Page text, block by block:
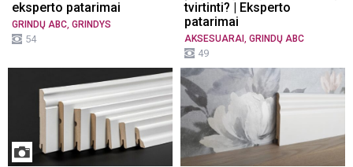
eksperto patarimai
GRINDŲ ABC GRINDYS
54
tvirtinti? | Eksperto
patarimai
AKSESUARAI GRINDŲ ABC
49